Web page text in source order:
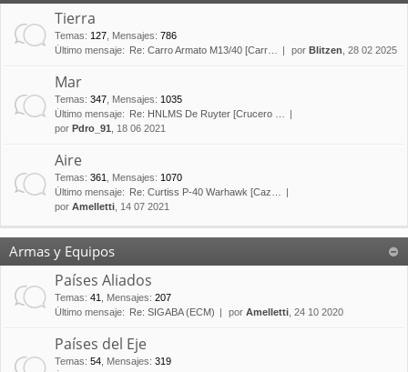
Tierra
Temas: 127 Mensajes: 786
Último mensaje:
Re: Carro Armato M13/40 [Carr… por Blitzen , 28 02 2025
Mar
Temas: 347 Mensajes: 1035
Último mensaje:
Re: HNLMS De Ruyter [Crucero …
por Pdro_91 , 18 06 2021
Aire
Temas: 361 Mensajes: 1070
Último mensaje:
Re: Curtiss P-40 Warhawk [Caz…
por Amelletti , 14 07 2021
Armas y Equipos
Países Aliados
Temas: 41 Mensajes: 207
Último mensaje:
Re: SIGABA (ECM) por Amelletti , 24 10 2020
Países del Eje
Temas: 54 Mensajes: 319